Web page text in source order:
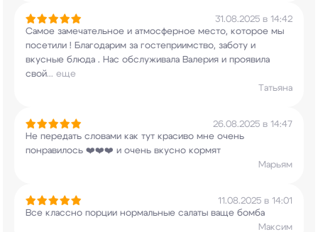
31.08.2025 в 14:42
Самое замечательное и атмосферное место, которое мы
посетили ! Благодарим за гостеприимство, заботу и
вкусные блюда . Нас обслуживала Валерия и проявила
свой... еще
Татьяна
26.08.2025 в 14:47
Не передать словами как тут красиво мне очень
понравилось ❤️❤️❤️ и очень вкусно кормят
Марьям
11.08.2025 в 14:01
Все классно порции нормальные салаты ваще бомба
Максим